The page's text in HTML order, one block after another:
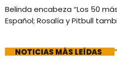
Belinda encabeza “Los 50
Español; Rosalía y Pitbull
NOTICIAS MÁS LEÍDAS